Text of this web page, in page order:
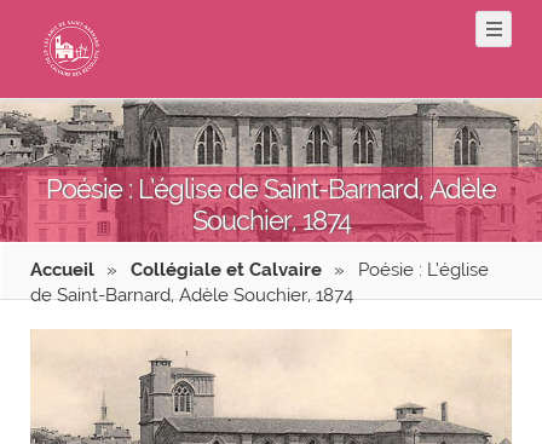
Poésie : L’église de Saint-Barnard, Adèle
Souchier, 1874
Accueil » Collégiale et Calvaire »
Poésie : L’église
de Saint-Barnard, Adèle Souchier, 1874